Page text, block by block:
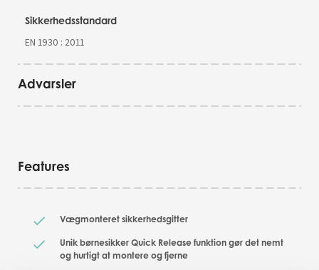
Sikkerhedsstandard
EN 1930 : 2011
Advarsler
Features
Vægmonteret sikkerhedsgitter
Unik børnesikker Quick Release funktion gør det nemt
og hurtigt at montere og fjerne